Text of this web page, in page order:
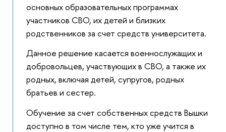
основных образовательных программах
участников СВО, их детей и близких
родственников за счет средств университета.
Данное решение касается военнослужащих и
добровольцев, участвующих в СВО, а также их
родных, включая детей, супругов, родных
братьев и сестер.
Обучение за счет собственных средств Вышки
доступно в том числе тем, кто уже учится в